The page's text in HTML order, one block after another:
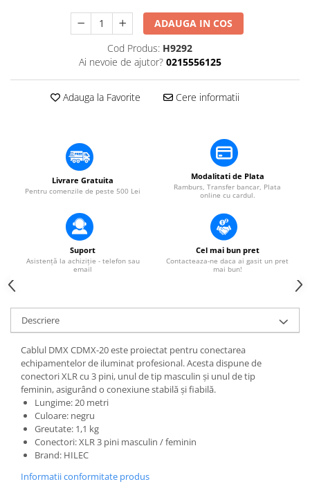
Sisteme asistență auditivă
Procesoare & Convertoare
Alimentare & Distribuție
Distribuitoare de putere
Dimmer & Switch Packs
ADAUGA IN COS
Cod Produs: H9292
Ai nevoie de ajutor? 0215556125
Adauga la Favorite Cere informatii
Livrare Gratuita
Pentru comenzile de peste 500 Lei
Modalitati de Plata
Ramburs, Transfer bancar, Plata
online cu cardul.
Suport
Asistență la achiziție - telefon sau
email
Cel mai bun pret
Contacteaza-ne daca ai gasit un pret
mai bun!
Descriere
Cablul DMX CDMX-20 este proiectat pentru conectarea
echipamentelor de iluminat profesional. Acesta dispune de
conectori XLR cu 3 pini, unul de tip masculin și unul de tip
feminin, asigurând o conexiune stabilă și fiabilă.
Lungime: 20 metri
Culoare: negru
Greutate: 1,1 kg
Conectori: XLR 3 pini masculin / feminin
Brand: HILEC
Informatii conformitate produs